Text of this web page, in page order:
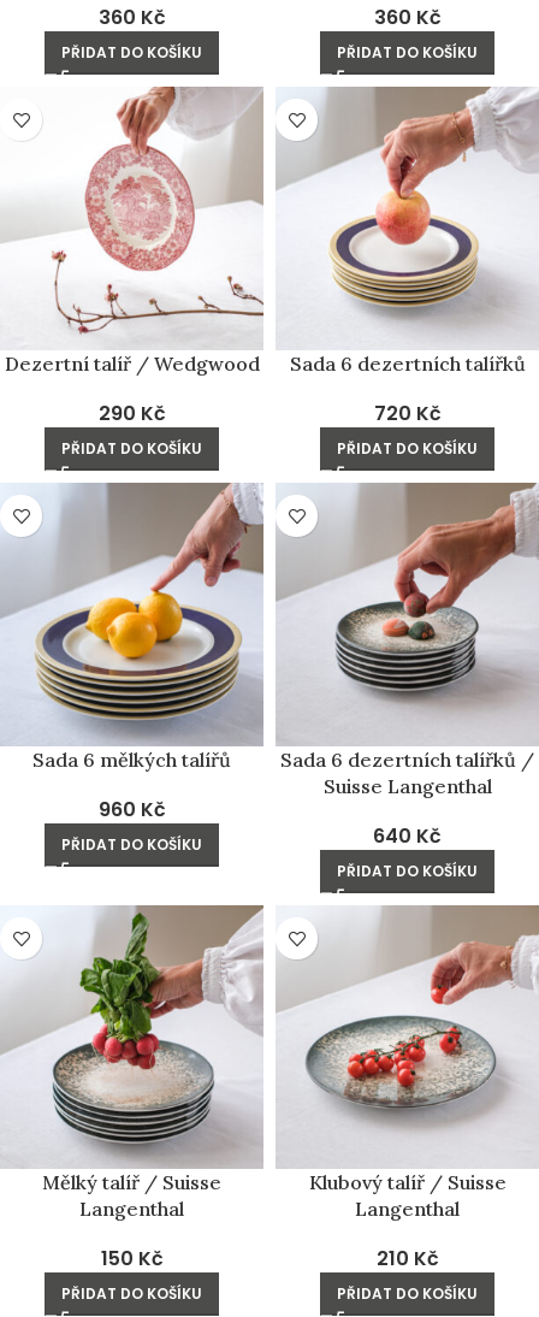
360 Kč
PŘIDAT DO KOŠÍKU
360 Kč
PŘIDAT DO KOŠÍKU
Dezertní talíř / Wedgwood
290 Kč
PŘIDAT DO KOŠÍKU
Sada 6 dezertních talířků
720 Kč
PŘIDAT DO KOŠÍKU
Sada 6 mělkých talířů
960 Kč
PŘIDAT DO KOŠÍKU
Sada 6 dezertních talířků /
Suisse Langenthal
640 Kč
PŘIDAT DO KOŠÍKU
Mělký talíř / Suisse
Langenthal
150 Kč
PŘIDAT DO KOŠÍKU
Klubový talíř / Suisse
Langenthal
210 Kč
PŘIDAT DO KOŠÍKU